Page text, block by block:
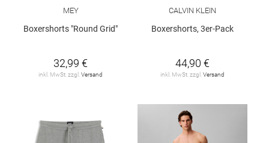
MEY
Boxershorts "Round Grid"
32,99 €
inkl. MwSt. zzgl. Versand
CALVIN KLEIN
Boxershorts, 3er-Pack
44,90 €
inkl. MwSt. zzgl. Versand